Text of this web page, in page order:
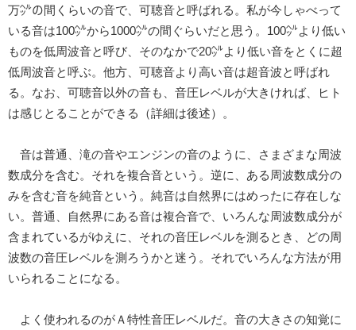
万㌹の間くらいの音で、可聴音と呼ばれる。私が今しゃべって
いる音は100㌹から1000㌹の間ぐらいだと思う。100㌹より低い
ものを低周波音と呼び、そのなかで20㌹より低い音をとくに超
低周波音と呼ぶ。他方、可聴音より高い音は超音波と呼ばれ
る。なお、可聴音以外の音も、音圧レベルが大きければ、ヒト
は感じとることができる（詳細は後述）。
音は普通、滝の音やエンジンの音のように、さまざまな周波
数成分を含む。それを複合音という。逆に、ある周波数成分の
みを含む音を純音という。純音は自然界にはめったに存在しな
い。普通、自然界にある音は複合音で、いろんな周波数成分が
含まれているがゆえに、それの音圧レベルを測るとき、どの周
波数の音圧レベルを測ろうかと迷う。それでいろんな方法が用
いられることになる。
よく使われるのがＡ特性音圧レベルだ。音の大きさの知覚に